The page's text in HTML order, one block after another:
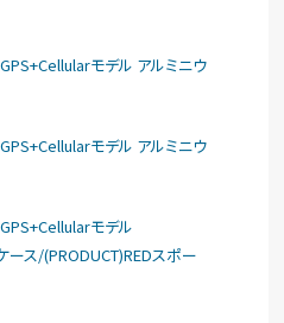
モデル アルミニウ
モデル アルミニウ
モデル
ース/(PRODUCT)REDスポー